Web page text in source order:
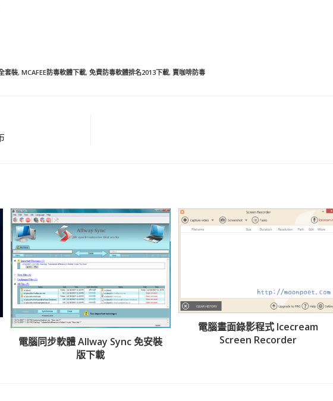
套裝, MCAFEE防毒軟體下載, 免費防毒軟體排名2013下載, 賣咖啡防毒
電腦同步軟體 Allway Sync 免安裝
版下載
電腦畫面錄影程式 Icecream
Screen Recorder